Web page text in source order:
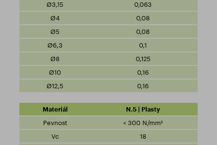
0,063
0,08
0,08
0,1
0,125
0,16
0,16
N.5 | Plasty
< 300 N/mm²
18